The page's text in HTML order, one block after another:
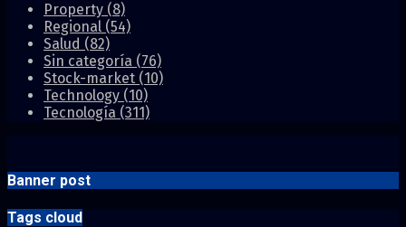
Property (8)
Regional (54)
Salud (82)
Sin categoría (76)
Stock-market (10)
Technology (10)
Tecnología (311)
Banner post
Tags cloud